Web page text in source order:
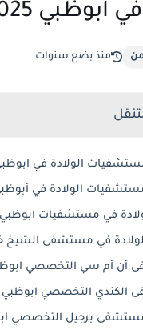
ابوظبي 2025
منذ بضع سنوات
الولادة في ابوظبي
الولادة في أبوظبي
في مستشفيات ابوظبي
في مستشفى الشيخ
أن أم سي التخصصي
الكندي التخصصي ابوظبي
برجيل التخصصي